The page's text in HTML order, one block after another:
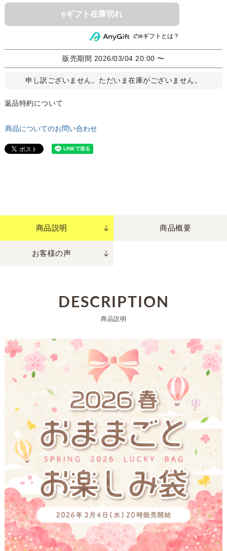
eギフト在庫切れ
のeギフトとは？
販売期間 2026/03/04 20:00 〜
申し訳ございません。ただいま在庫がございません。
返品特約について
商品についてのお問い合わせ
商品説明 商品概要
お客様の声
DESCRIPTION
商品説明